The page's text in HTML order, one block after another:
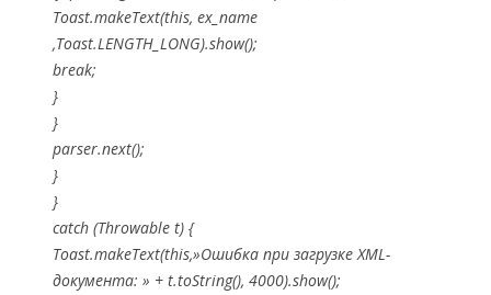
Toast.makeText(this, ex_name
,Toast.LENGTH_LONG).show();
break;
}
}
parser.next();
}
}
catch (Throwable t) {
Toast.makeText(this,»Ошибка при загрузке XML-
документа: » + t.toString(), 4000).show();